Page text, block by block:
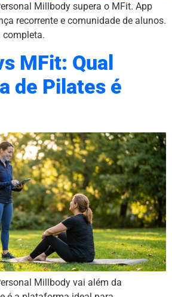
Millbody supera o MFit. App
recorrente e comunidade de alunos.
completa.
MFit: Qual
de Pilates é
Millbody vai além da